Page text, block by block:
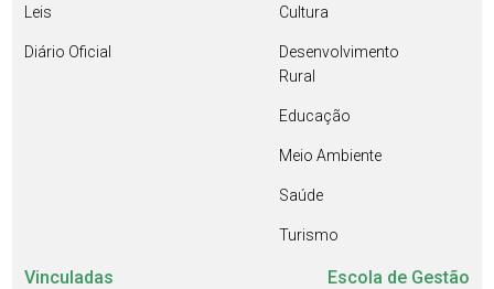
Leis
Diário Oficial
Cultura
Desenvolvimento
Rural
Educação
Meio Ambiente
Saúde
Turismo
Vinculadas Escola de Gestão